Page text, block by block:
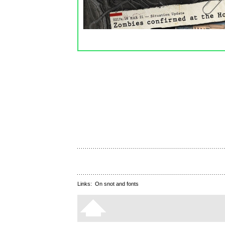
Links: On snot and fonts